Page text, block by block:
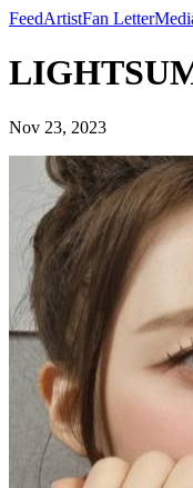
FeedArtistFan Letter
Nov 23, 2023